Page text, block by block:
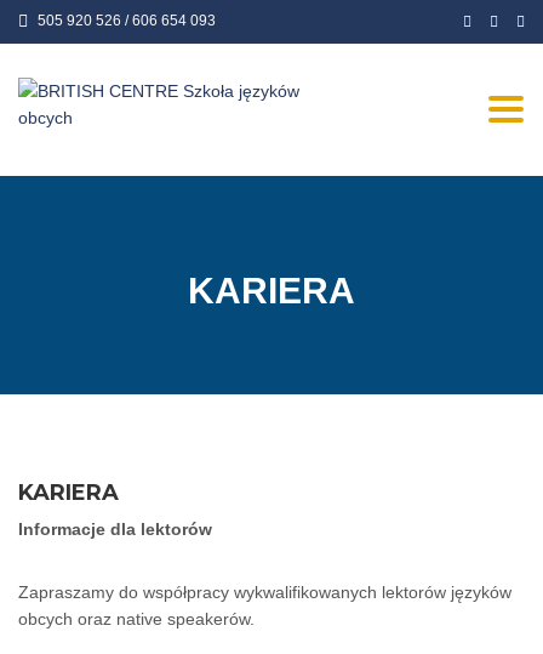
505 920 526 / 606 654 093
KARIERA
KARIERA
Informacje dla lektorów
Zapraszamy do współpracy wykwalifikowanych lektorów języków
obcych oraz native speakerów.